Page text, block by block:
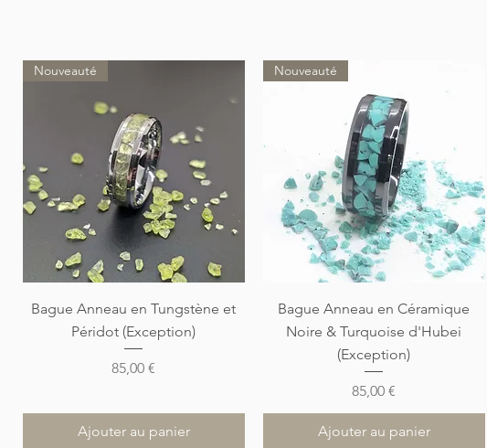
Aperçu rapide
Nouveauté
Bague Anneau en Tungstène et
Péridot (Exception)
Prix
85,00 €
Ajouter au panier
Aperçu rapide
Nouveauté
Bague Anneau en Céramique
Noire & Turquoise d'Hubei
(Exception)
Prix
85,00 €
Ajouter au panier